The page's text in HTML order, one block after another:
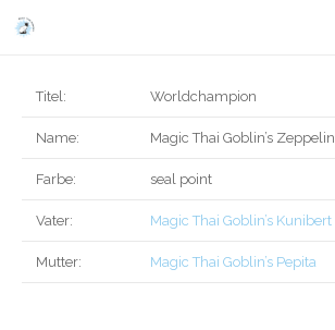
Titel: Worldchampion
Name: Magic Thai Goblin’s Zeppelin
Farbe: seal point
Vater: Magic Thai Goblin’s Kunibert
Mutter: Magic Thai Goblin’s Pepita